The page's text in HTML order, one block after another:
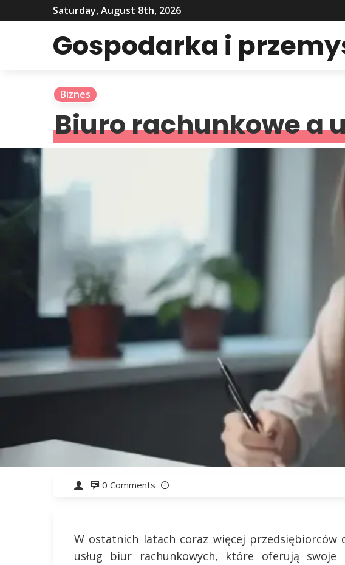
Saturday, August 8th, 2026
Gospodarka i
Biznes
Biuro rachunkowe a
0 Comments
W ostatnich latach coraz więcej przedsiębiorców
usług biur rachunkowych, które oferują swoje